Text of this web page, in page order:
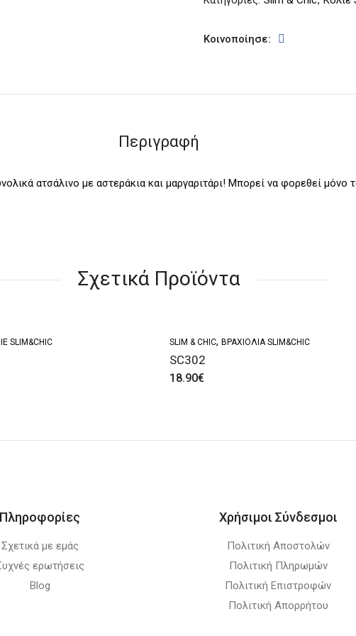
Κοινοποίησε:
Περιγραφή
ατσάλινο με αστεράκια και μαργαριτάρι! Μπορεί να φορεθεί μόνο
Σχετικά Προϊόντα
SLIM&CHIC SLIM & CHIC, ΒΡΑΧΙΌΛΙΑ SLIM&CHIC
SC302
18.90€
Πληροφορίες
Σχετικά με εμάς
ερωτήσεις
Blog
Χρήσιμοι Σύνδεσμοι
Πολιτική Αποστολών
Πολιτική Πληρωμών
Πολιτική Επιστροφών
Πολιτική Απορρήτου